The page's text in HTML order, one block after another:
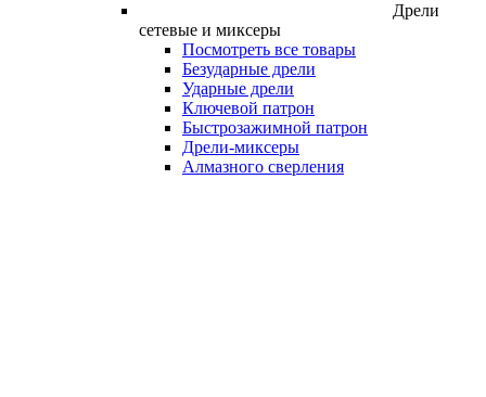
Дрели
сетевые и миксеры
Посмотреть все товары
Безударные дрели
Ударные дрели
Ключевой патрон
Быстрозажимной патрон
Дрели-миксеры
Алмазного сверления